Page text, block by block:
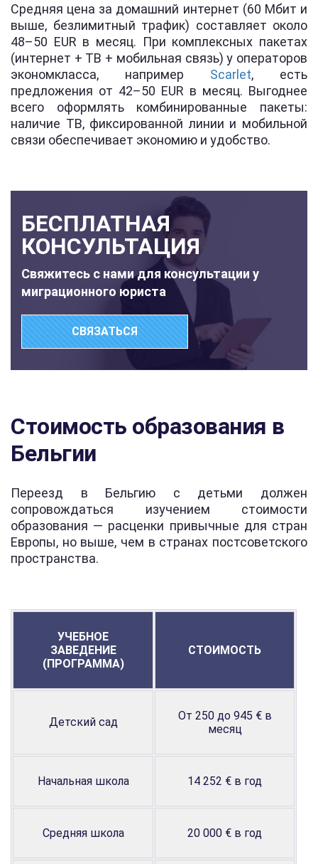
Средняя цена за домашний интернет (60 Мбит и
выше, безлимитный трафик) составляет около
48–50 EUR в месяц. При комплексных пакетах
(интернет + ТВ + мобильная связь) у операторов
экономкласса, например Scarlet, есть
предложения от 42–50 EUR в месяц. Выгоднее
всего оформлять комбинированные пакеты:
наличие ТВ, фиксированной линии и мобильной
связи обеспечивает экономию и удобство.
БЕСПЛАТНАЯ
КОНСУЛЬТАЦИЯ
Свяжитесь с нами для консультации у
миграционного юриста
СВЯЗАТЬСЯ
Стоимость образования в
Бельгии
Переезд в Бельгию с детьми должен
сопровождаться изучением стоимости
образования — расценки привычные для стран
Европы, но выше, чем в странах постсоветского
пространства.
УЧЕБНОЕ
ЗАВЕДЕНИЕ
(ПРОГРАММА)
СТОИМОСТЬ
Детский сад
От 250 до 945 € в
месяц
Начальная школа 14 252 € в год
Средняя школа 20 000 € в год